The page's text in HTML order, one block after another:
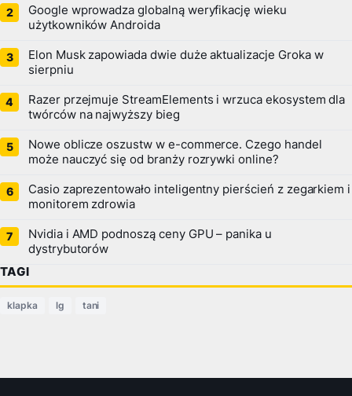
Google wprowadza globalną weryfikację wieku
użytkowników Androida
Elon Musk zapowiada dwie duże aktualizacje Groka w
sierpniu
Razer przejmuje StreamElements i wrzuca ekosystem dla
twórców na najwyższy bieg
Nowe oblicze oszustw w e-commerce. Czego handel
może nauczyć się od branży rozrywki online?
Casio zaprezentowało inteligentny pierścień z zegarkiem i
monitorem zdrowia
Nvidia i AMD podnoszą ceny GPU – panika u
dystrybutorów
TAGI
klapka lg tani